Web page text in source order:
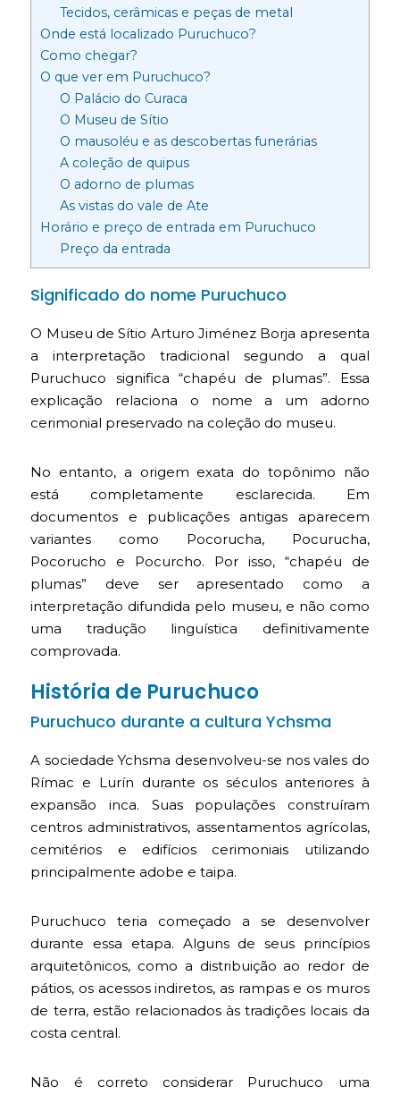
Tecidos, cerâmicas e peças de metal
Onde está localizado Puruchuco?
Como chegar?
O que ver em Puruchuco?
O Palácio do Curaca
O Museu de Sítio
O mausoléu e as descobertas funerárias
A coleção de quipus
O adorno de plumas
As vistas do vale de Ate
Horário e preço de entrada em Puruchuco
Preço da entrada
Significado do nome Puruchuco
O Museu de Sítio Arturo Jiménez Borja apresenta
a interpretação tradicional segundo a qual
Puruchuco significa “chapéu de plumas”. Essa
explicação relaciona o nome a um adorno
cerimonial preservado na coleção do museu.
No entanto, a origem exata do topônimo não
está completamente esclarecida. Em
documentos e publicações antigas aparecem
variantes como Pocorucha, Pocurucha,
Pocorucho e Pocurcho. Por isso, “chapéu de
plumas” deve ser apresentado como a
interpretação difundida pelo museu, e não como
uma tradução linguística definitivamente
comprovada.
História de Puruchuco
Puruchuco durante a cultura Ychsma
A sociedade Ychsma desenvolveu-se nos vales do
Rímac e Lurín durante os séculos anteriores à
expansão inca. Suas populações construíram
centros administrativos, assentamentos agrícolas,
cemitérios e edifícios cerimoniais utilizando
principalmente adobe e taipa.
Puruchuco teria começado a se desenvolver
durante essa etapa. Alguns de seus princípios
arquitetônicos, como a distribuição ao redor de
pátios, os acessos indiretos, as rampas e os muros
de terra, estão relacionados às tradições locais da
costa central.
Não é correto considerar Puruchuco uma